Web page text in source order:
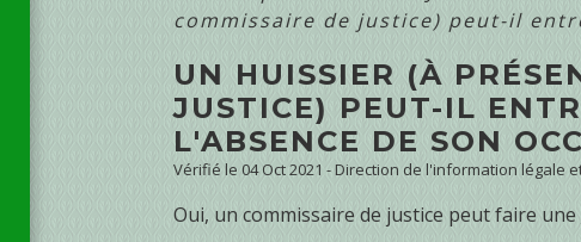
commissaire de justice) peut-il
UN HUISSIER (À
JUSTICE) PEUT-IL
L'ABSENCE DE SON
Vérifié le 04 Oct 2021 - Direction de l'information légale
Oui, un commissaire de justice peut faire une